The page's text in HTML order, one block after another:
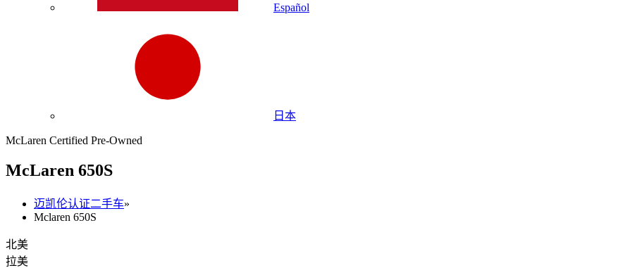
Español
日本
McLaren Certified Pre-Owned
McLaren 650S
迈凯伦认证二手车»
Mclaren 650S
北美
拉美